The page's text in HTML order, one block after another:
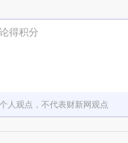
得积分
人观点，不代表财新网观点